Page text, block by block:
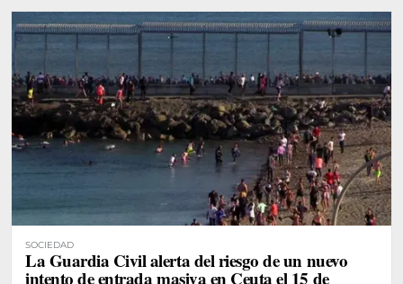
SOCIEDAD
La Guardia Civil alerta del riesgo de un nuevo
intento de entrada masiva en Ceuta el 15 de